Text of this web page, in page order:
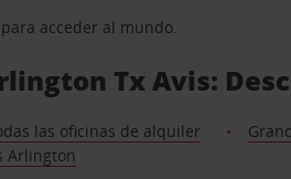
acceder al mundo.
Tx Avis:
las oficinas de alquiler
Arlington